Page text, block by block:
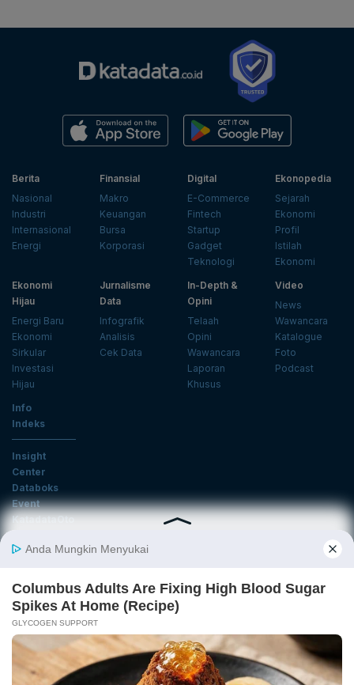
Berita
Nasional
Industri
Internasional
Energi
Finansial
Makro
Keuangan
Bursa
Korporasi
Digital
E-Commerce
Fintech
Startup
Gadget
Teknologi
Ekonopedia
Sejarah
Ekonomi
Profil
Istilah
Ekonomi
Ekonomi
Hijau
Energi Baru
Ekonomi
Sirkular
Investasi
Hijau
Jurnalisme
Data
Infografik
Analisis
Cek Data
In-Depth &
Opini
Telaah
Opini
Wawancara
Laporan
Khusus
Video
News
Wawancara
Katalogue
Foto
Podcast
Info
Indeks
Insight
Center
Databoks
Event
KatadataOto
Email
Daftar